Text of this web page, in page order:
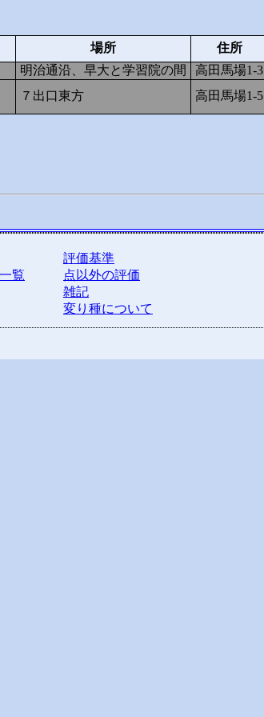
場所 住所
明治通沿、早大と学習院の間 高田馬場1-3
７出口東方 高田馬場1-5
覧
評価基準
点以外の評価
雑記
変り種について